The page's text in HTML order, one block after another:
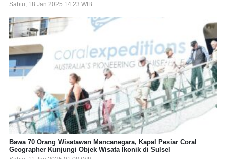
Sabtu, 18 Jan 2025 14:23 WIB
Bawa 70 Orang Wisatawan Mancanegara, Kapal Pesiar Coral
Geographer Kunjungi Objek Wisata Ikonik di Sulsel